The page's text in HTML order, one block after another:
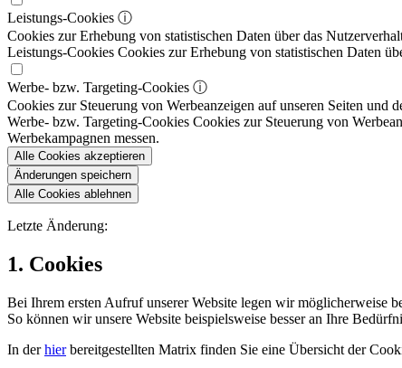
Leistungs-Cookies ⓘ
Cookies zur Erhebung von statistischen Daten über das
Leistungs-Cookies Cookies zur Erhebung von statistischen Daten
Werbe- bzw. Targeting-Cookies ⓘ
Cookies zur Steuerung von Werbeanzeigen auf unseren Seiten und
Werbe- bzw. Targeting-Cookies Cookies zur Steuerung von
Werbekampagnen messen.
Alle Cookies akzeptieren
Änderungen speichern
Alle Cookies ablehnen
Letzte Änderung:
1. Cookies
Bei Ihrem ersten Aufruf unserer Website legen wir möglicherweise
So können wir unsere Website beispielsweise besser an Ihre
In derhierbereitgestellten Matrix finden Sie eine Übersicht der